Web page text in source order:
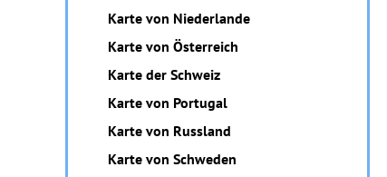
Karte von Niederlande
Karte von Österreich
Karte der Schweiz
Karte von Portugal
Karte von Russland
Karte von Schweden